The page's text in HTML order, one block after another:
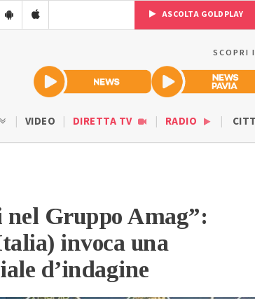
ASCOLTA GOLDPLAY
SCOPRI
VIDEO DIRETTA TV RADIO
Gruppo Amag”:
invoca una
d’indagine